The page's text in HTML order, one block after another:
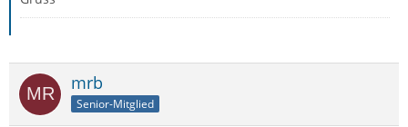
mrb
Senior-Mitglied